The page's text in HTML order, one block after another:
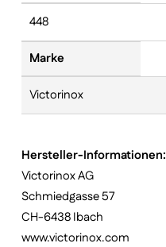
448
Marke
Victorinox
Hersteller-Informationen:
Victorinox AG
Schmiedgasse 57
CH-6438 Ibach
www.victorinox.com